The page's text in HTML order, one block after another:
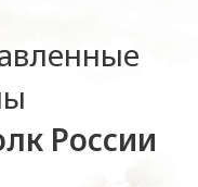
России